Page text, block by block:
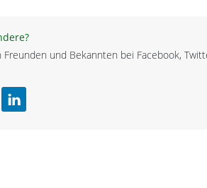
und Bekannten bei Facebook,